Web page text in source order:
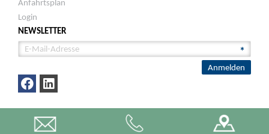
Anfahrtsplan
Login
NEWSLETTER